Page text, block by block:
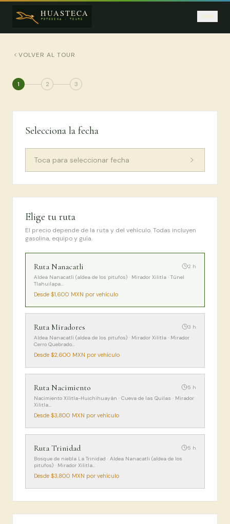
VOLVER AL TOUR
1 2 3
Selecciona la fecha
Toca para seleccionar fecha
Elige tu ruta
El precio depende de la ruta y del vehículo. Todas incluyen
gasolina, equipo y guía.
Ruta Nanacatli 2 h
Aldea Nanacatli (aldea de los pitufos) · Mirador Xilitla · Túnel
Tlahuilapa…
Desde $1,600 MXN por vehículo
Ruta Miradores 3 h
Aldea Nanacatli (aldea de los pitufos) · Mirador Xilitla · Mirador
Cerro Quebrado…
Desde $2,600 MXN por vehículo
Ruta Nacimiento 5 h
Nacimiento Xilitla-Huichihuayán · Cueva de las Quilas · Mirador
Xilitla…
Desde $3,800 MXN por vehículo
Ruta Trinidad 5 h
Bosque de niebla La Trinidad · Aldea Nanacatli (aldea de los
pitufos) · Mirador Xilitla…
Desde $3,800 MXN por vehículo